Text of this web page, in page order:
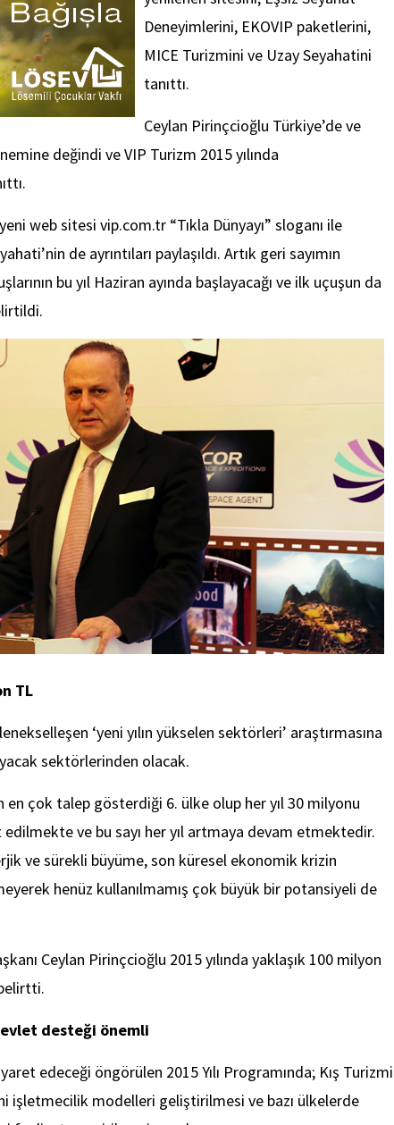
Deneyimlerini, EKOVIP paketlerini,
MICE Turizmini ve Uzay Seyahatini
tanıttı.
Ceylan Pirinçcioğlu Türkiye’de ve
değindi ve VIP Turizm 2015 yılında
web sitesi vip.com.tr “Tıkla Dünyayı” sloganı ile
de ayrıntıları paylaşıldı. Artık geri sayımın
bu yıl Haziran ayında başlayacağı ve ilk uçuşun da
TL
‘yeni yılın yükselen sektörleri’ araştırmasına
sektörlerinden olacak.
çok talep gösterdiği 6. ülke olup her yıl 30 milyonu
ve bu sayı her yıl artmaya devam etmektedir.
ve sürekli büyüme, son küresel ekonomik krizin
henüz kullanılmamış çok büyük bir potansiyeli de
Ceylan Pirinçcioğlu 2015 yılında yaklaşık 100 milyon
desteği önemli
edeceği öngörülen 2015 Yılı Programında; Kış Turizmi
işletmecilik modelleri geliştirilmesi ve bazı ülkelerde